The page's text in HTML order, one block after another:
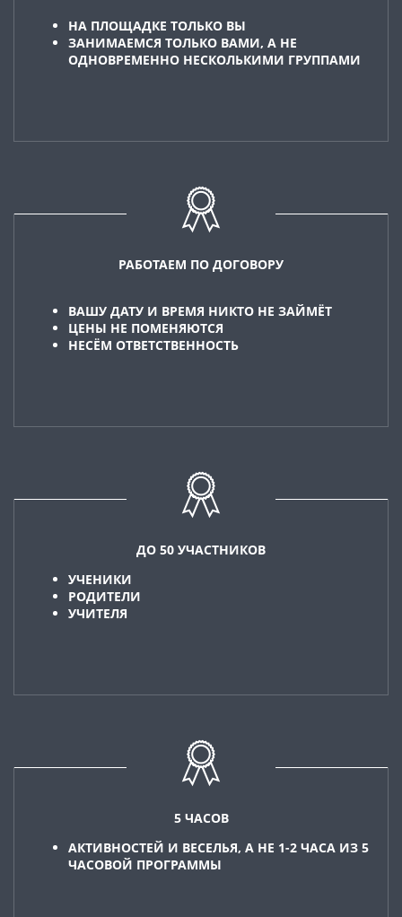
НА ПЛОЩАДКЕ ТОЛЬКО ВЫ
ЗАНИМАЕМСЯ ТОЛЬКО ВАМИ, А НЕ
ОДНОВРЕМЕННО НЕСКОЛЬКИМИ ГРУППАМИ
РАБОТАЕМ ПО ДОГОВОРУ
ВАШУ ДАТУ И ВРЕМЯ НИКТО НЕ ЗАЙМЁТ
ЦЕНЫ НЕ ПОМЕНЯЮТСЯ
НЕСЁМ ОТВЕТСТВЕННОСТЬ
ДО 50 УЧАСТНИКОВ
УЧЕНИКИ
РОДИТЕЛИ
УЧИТЕЛЯ
5 ЧАСОВ
АКТИВНОСТЕЙ И ВЕСЕЛЬЯ, А НЕ 1-2 ЧАСА ИЗ 5
ЧАСОВОЙ ПРОГРАММЫ